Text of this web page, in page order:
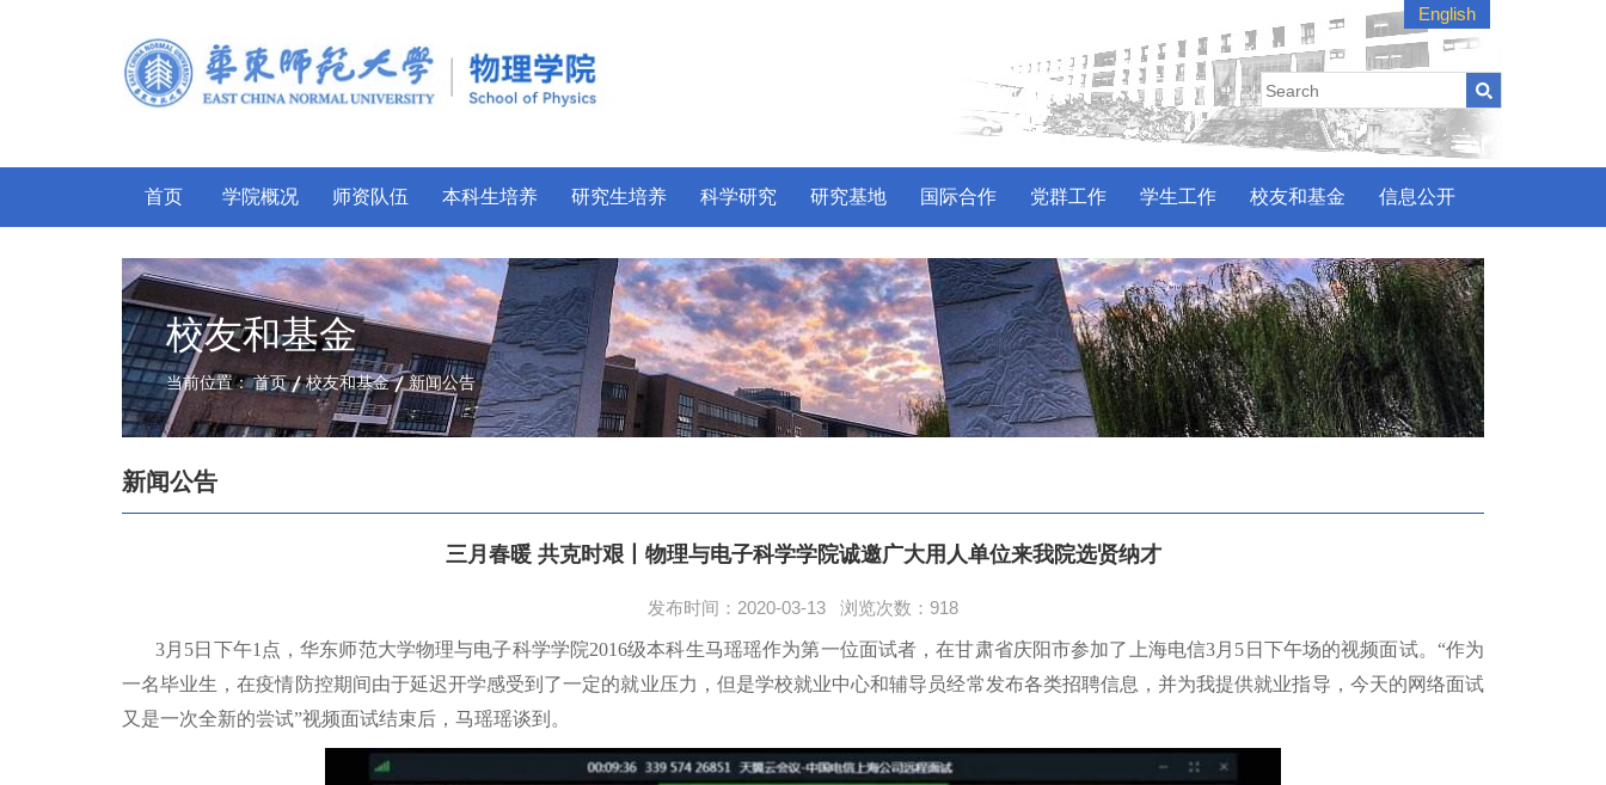
English
首页 学院概况 师资队伍 本科生培养 研究生培养 科学研究 研究基地 国际合作 党群工作 学生工作 校友和基金 信息公开
校友和基金
当前位置：首页 校友和基金 新闻公告
新闻公告
三月春暖 共克时艰丨物理与电子科学学院诚邀广大用人单位来我院选贤纳才
发布时间：2020-03-13 浏览次数： 918
3月 5日下午1 点，华东师范大学物理与电子科学学院2016级本科生马瑶瑶作为第一位面试者，在甘肃省庆阳市参加了上海电信3月 5 日下午场的视频面试。 “作为
一名毕业生，在疫情防控期间由于延迟开学感受到了一定的就业压力，但是学校就业中心和辅导员经常发布各类招聘信息，并为我提供就业指导，今天的网络面试
又是一次全新的尝试”视频面试结束后，马瑶瑶谈到。